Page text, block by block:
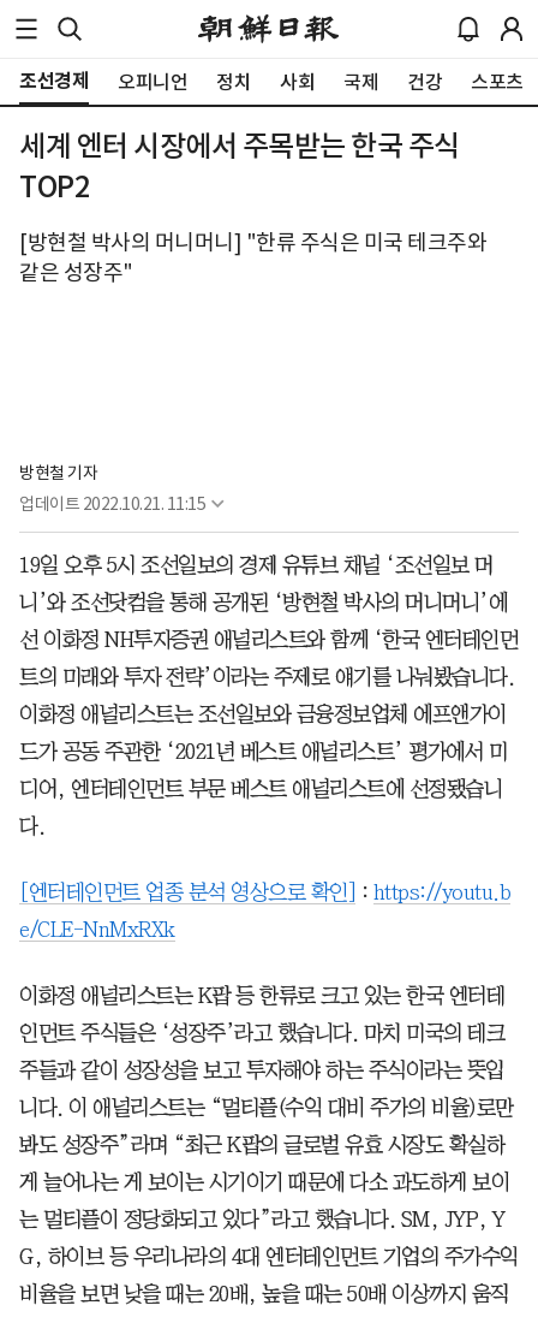
조선경제 오피니언 정치 사회 국제 건강 스포츠
세계 엔터 시장에서 주목받는 한국 주식
TOP2
[방현철 박사의 머니머니] "한류 주식은 미국 테크주와
같은 성장주"
방현철 기자
업데이트 2022.10.21. 11:15
19일 오후 5시 조선일보의 경제 유튜브 채널 ‘조선일보 머
니’와 조선닷컴을 통해 공개된 ‘방현철 박사의 머니머니’에
선 이화정 NH투자증권 애널리스트와 함께 ‘한국 엔터테인먼
트의 미래와 투자 전략’이라는 주제로 얘기를 나눠봤습니다.
이화정 애널리스트는 조선일보와 금융정보업체 에프앤가이
드가 공동 주관한 ‘2021년 베스트 애널리스트’ 평가에서 미
디어, 엔터테인먼트 부문 베스트 애널리스트에 선정됐습니
다.
[엔터테인먼트 업종 분석 영상으로 확인] : https://youtu.b
e/CLE-NnMxRXk
이화정 애널리스트는 K팝 등 한류로 크고 있는 한국 엔터테
인먼트 주식들은 ‘성장주’라고 했습니다. 마치 미국의 테크
주들과 같이 성장성을 보고 투자해야 하는 주식이라는 뜻입
니다. 이 애널리스트는 “멀티플(수익 대비 주가의 비율)로만
봐도 성장주”라며 “최근 K팝의 글로벌 유효 시장도 확실하
게 늘어나는 게 보이는 시기이기 때문에 다소 과도하게 보이
는 멀티플이 정당화되고 있다”라고 했습니다. SM, JYP, Y
G, 하이브 등 우리나라의 4대 엔터테인먼트 기업의 주가수익
비율을 보면 낮을 때는 20배, 높을 때는 50배 이상까지 움직